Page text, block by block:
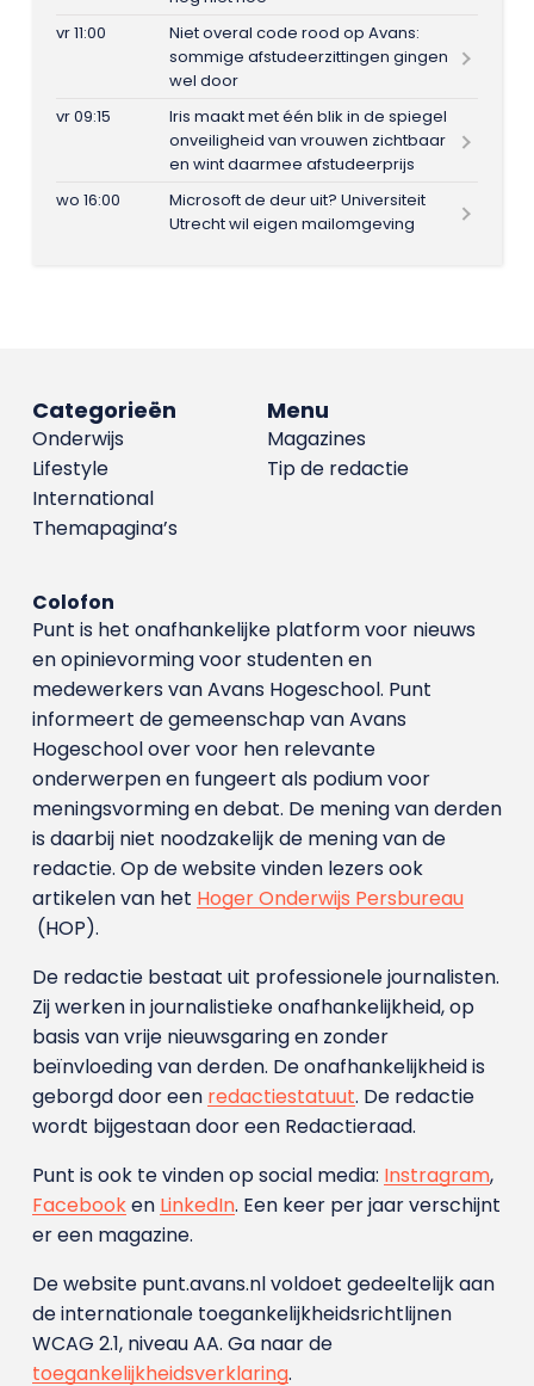
vr 11:00
Niet overal code rood op Avans:
sommige afstudeerzittingen gingen
wel door
vr 09:15
Iris maakt met één blik in de spiegel
onveiligheid van vrouwen zichtbaar
en wint daarmee afstudeerprijs
wo 16:00
Microsoft de deur uit? Universiteit
Utrecht wil eigen mailomgeving
Menu
Magazines
Tip de redactie
Categorieën
Onderwijs
Lifestyle
International
Themapagina’s
Colofon
Punt is het onafhankelijke platform voor nieuws
en opinievorming voor studenten en
medewerkers van Avans Hoge­school. Punt
informeert de gemeenschap van Avans
Hogeschool over voor hen relevante
onderwerpen en fungeert als podium voor
meningsvorming en debat. De mening van derden
is daarbij niet noodzakelijk de mening van de
redactie. Op de website vinden lezers ook
artikelen van het Hoger Onderwijs Persbureau
(HOP).
De redactie bestaat uit professionele journalisten.
Zij werken in journalistieke onafhankelijkheid, op
basis van vrije nieuwsgaring en zonder
beïnvloeding van derden. De onafhankelijkheid is
geborgd door een redactiestatuut. De redactie
wordt bijgestaan door een Redactieraad.
Punt is ook te vinden op social media: Instragram,
Facebooken LinkedIn. Een keer per jaar verschijnt
er een magazine.
De website punt.avans.nl voldoet gedeeltelijk aan
de internationale toegankelijkheidsrichtlijnen
WCAG 2.1, niveau AA. Ga naar de
toegankelijkheidsverklaring.